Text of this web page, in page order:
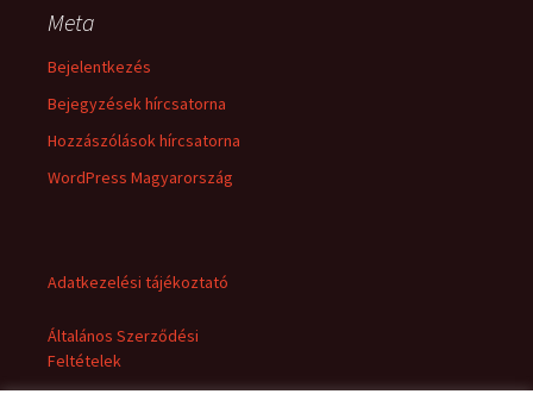
Meta
Bejelentkezés
Bejegyzések hírcsatorna
Hozzászólások hírcsatorna
WordPress Magyarország
Adatkezelési tájékoztató
Általános Szerződési
Feltételek